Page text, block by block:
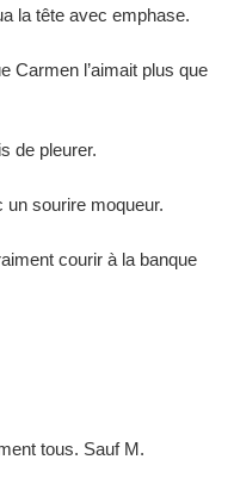
la tête avec emphase.
Carmen l’aimait plus que
de pleurer.
un sourire moqueur.
courir à la banque
tous. Sauf M.